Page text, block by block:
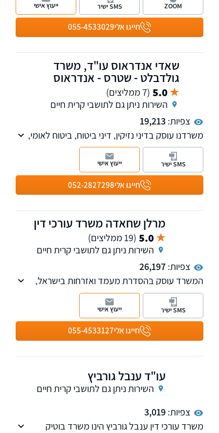
חייגו אלי055-4533029
ZOOM SMS ישיר ייעוץ אישי
שאדי אנדראוס עו"ד, משרד
גולדבלט - שטרס - אנדראוס
5.0 (7 ממליצים)
השירות ניתן גם לתושבי קרית חיים
צפיות: 19,213
משרדנו עוסק בדיני נזיקין, דיני ביטוח, ביטוח לאומי,
זכויות חולים, רשלנות רפואית. טיפלנו באלפי
לקוחות מרוצים וכיום אנו מייצגים מאות לקוחות
בתיקים פעילים. מקבל לקוחות בקריית מוצקין
ובמעלות תרשיחאחייגו אלי052-2827298
SMS ישיר ייעוץ אישי
מרלן שחאדה משרד עורכי דין
5.0 (19 ממליצים)
השירות ניתן גם לתושבי קרית חיים
צפיות:26,197
המשרד עוסק בהסדרת מעמד ואזרחות בישראל,
בייצוג משפטי מול רשות האוכלוסין בבתי הדין ובתי
המשפט, עם ניסיון והצלחות רבות.
חייגו אלי055-4533127
SMS ישיר ייעוץ אישי
עו"ד ענבל גורביץ
השירות ניתן גם לתושבי קרית חיים
צפיות:3,019
משרד עורכי דין ענבל גורביץ הינו משרד בוטיק